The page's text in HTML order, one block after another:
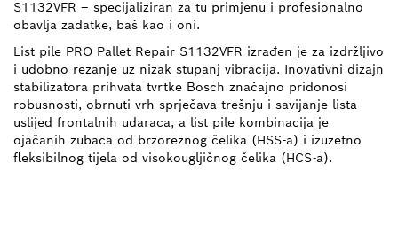
S1132VFR – specijaliziran za tu primjenu i profesionalno
obavlja zadatke, baš kao i oni.
List pile PRO Pallet Repair S1132VFR izrađen je za izdržljivo
i udobno rezanje uz nizak stupanj vibracija. Inovativni dizajn
stabilizatora prihvata tvrtke Bosch značajno pridonosi
robusnosti, obrnuti vrh sprječava trešnju i savijanje lista
uslijed frontalnih udaraca, a list pile kombinacija je
ojačanih zubaca od brzoreznog čelika (HSS-a) i izuzetno
fleksibilnog tijela od visokougljičnog čelika (HCS-a).